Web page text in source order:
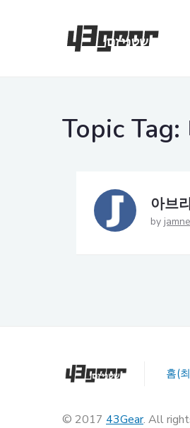
Topic Tag:
아브
by
홈(
© 2017 43Gear. All